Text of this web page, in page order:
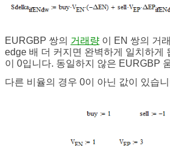
EURGBP 쌍의 거래량 이 EN 쌍의 거
edge 배 더 커지면 완벽하게 일치하게
이 0입니다. 동일하지 않은 EURGBP
다른 비율의 경우 0이 아닌 값이 있습